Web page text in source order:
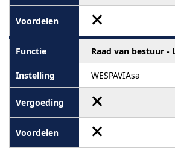
Raad van bestuur -
WESPAVIAsa